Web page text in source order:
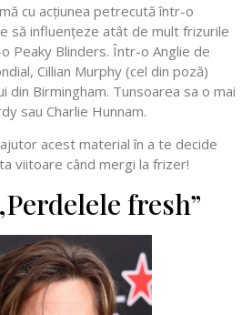
cu acțiunea petrecută într-o
să influențeze atât de mult frizurile
Peaky Blinders. Într-o Anglie de
Cillian Murphy (cel din poză)
din Birmingham. Tunsoarea sa o mai
sau Charlie Hunnam.
acest material în a te decide
viitoare când mergi la frizer!
fresh”